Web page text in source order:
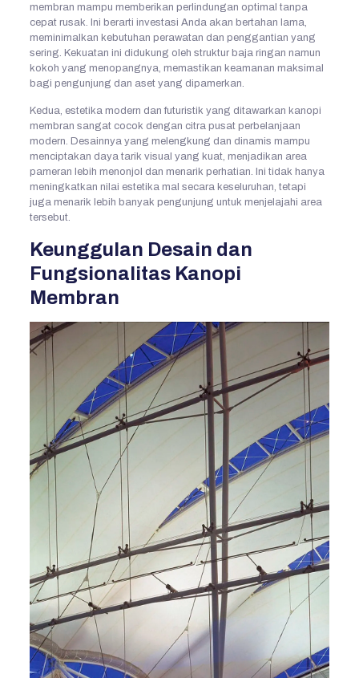
membran mampu memberikan perlindungan optimal tanpa
cepat rusak. Ini berarti investasi Anda akan bertahan lama,
meminimalkan kebutuhan perawatan dan penggantian yang
sering. Kekuatan ini didukung oleh struktur baja ringan namun
kokoh yang menopangnya, memastikan keamanan maksimal
bagi pengunjung dan aset yang dipamerkan.
Kedua, estetika modern dan futuristik yang ditawarkan kanopi
membran sangat cocok dengan citra pusat perbelanjaan
modern. Desainnya yang melengkung dan dinamis mampu
menciptakan daya tarik visual yang kuat, menjadikan area
pameran lebih menonjol dan menarik perhatian. Ini tidak hanya
meningkatkan nilai estetika mal secara keseluruhan, tetapi
juga menarik lebih banyak pengunjung untuk menjelajahi area
tersebut.
Keunggulan Desain dan
Fungsionalitas Kanopi
Membran